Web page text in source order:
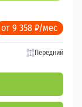
от 9 358 ₽/мес
Передний